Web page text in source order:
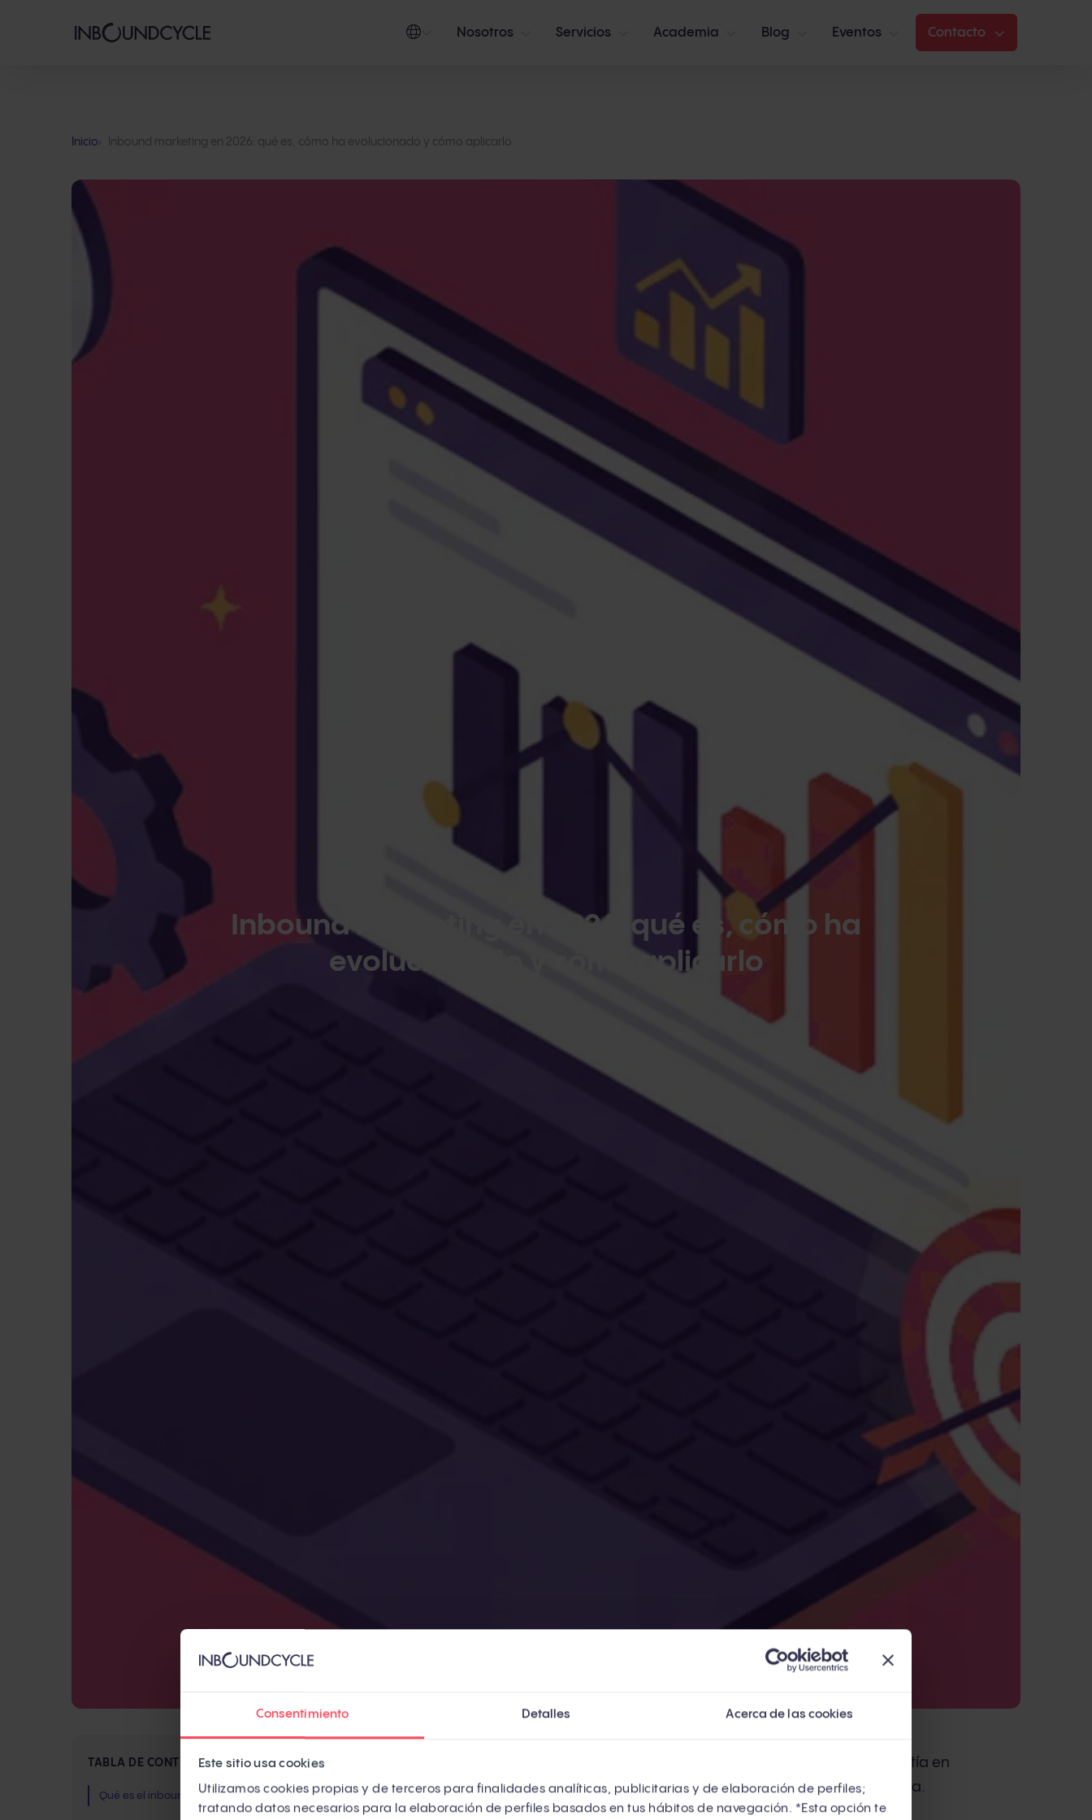
Consentimiento Detalles Acerca de las cookies
Este sitio usa cookies
Utilizamos cookies propias y de terceros para finalidades analíticas, publicitarias y de elaboración de perfiles;
tratando datos necesarios para la elaboración de perfiles basados en tus hábitos de navegación. *Esta opción te
Nosotros Servicios Academia Blog Eventos Contacto
Inicio Inbound marketing en 2026: qué es, cómo ha evolucionado y cómo aplicarlo
Inbound marketing en 2026: qué es, cómo ha
evolucionado y cómo aplicarlo
TABLA DE CONTENIDOS
Qué es el inbound marketing
Si llevas unos años en marketing, probablemente aprendiste que el inbound consistía en
crear un blog, optimizar para Google y esperar a que los leads llegaran. Funcionaba.
Funcionaba tan bien que miles de empresas construyeron sus departamentos de